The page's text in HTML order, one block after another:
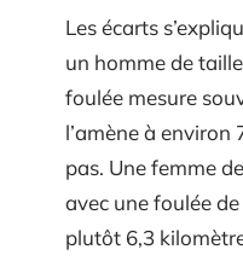
Les écarts
un homme de
foulée mesure
l’amène à
pas. Une femme
avec une foulée
plutôt 6,3